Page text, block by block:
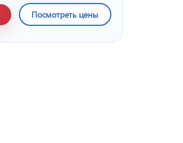
Посмотреть цены